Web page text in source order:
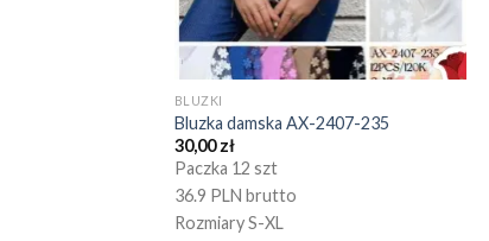
BLUZKI
Bluzka damska AX-2407-235
30,00zł
Paczka 12 szt
36.9 PLN brutto
Rozmiary S-XL